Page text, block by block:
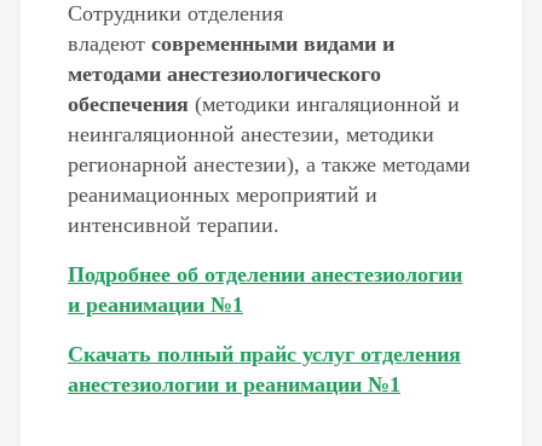
Сотрудники отделения
владеют современными видами и
методами анестезиологического
обеспечения (методики ингаляционной и
неингаляционной анестезии, методики
регионарной анестезии), а также методами
реанимационных мероприятий и
интенсивной терапии.
Подробнее об отделении анестезиологии
и реанимации №1
Скачать полный прайс услуг отделения
анестезиологии и реанимации №1